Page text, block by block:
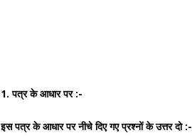
1. पत्र के आधार पर :-
इस पत्र के आधार पर नीचे दिए गए प्रश्नों के उत्तर दो :-